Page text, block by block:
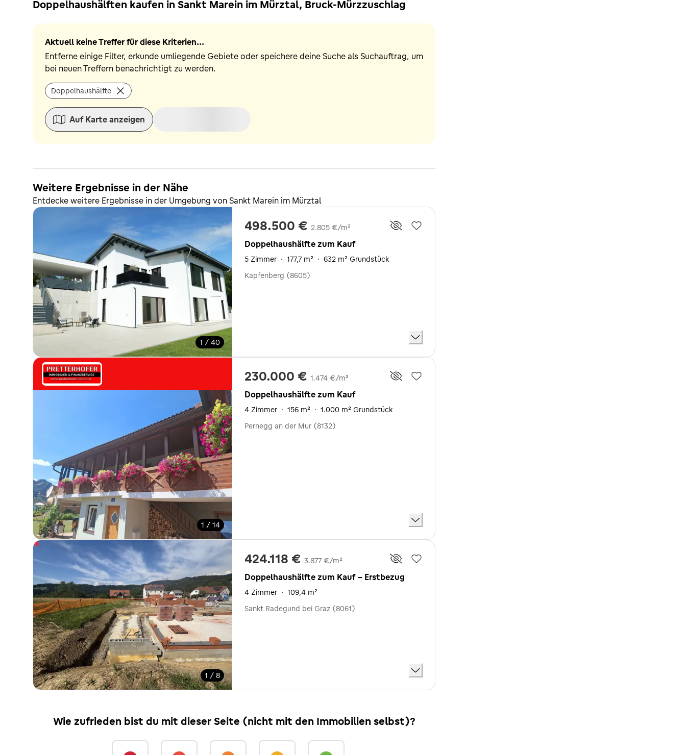
Doppelhaushälften kaufen in Sankt Marein im Mürztal, Bruck-Mürzzuschlag
Aktuell keine Treffer für diese Kriterien...
Entferne einige Filter, erkunde umliegende Gebiete oder speichere deine Suche als Suchauftrag, um
bei neuen Treffern benachrichtigt zu werden.
Doppelhaushälfte
Auf Karte anzeigen
Weitere Ergebnisse in der Nähe
Entdecke weitere Ergebnisse in der Umgebung von Sankt Marein im Mürztal
1 / 40
498.500 € 2.805 €/m²
Doppelhaushälfte zum Kauf
5 Zimmer · 177,7 m² · 632 m² Grundstück
Kapfenberg (8605)
1 / 14
230.000 € 1.474 €/m²
Doppelhaushälfte zum Kauf
4 Zimmer · 156 m² · 1.000 m² Grundstück
Pernegg an der Mur (8132)
1 / 8
424.118 € 3.877 €/m²
Doppelhaushälfte zum Kauf - Erstbezug
4 Zimmer · 109,4 m²
Sankt Radegund bei Graz (8061)
Wie zufrieden bist du mit dieser Seite (nicht mit den Immobilien selbst)?